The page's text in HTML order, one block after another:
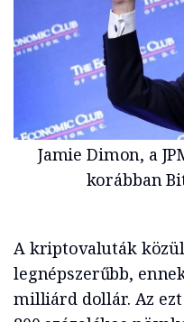
Jamie Dimon, a
korábban
A kriptovaluták
legnépszerűbb,
milliárd dollár. Az